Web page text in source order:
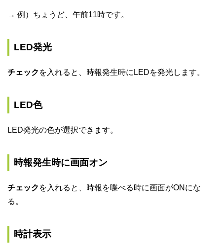
→ 例）ちょうど、午前11時です。
LED発光
チェック を入れると、時報発生時にLEDを発光します。
LED色
LED発光の色が選択できます。
時報発生時に画面オン
チェック を入れると、時報を喋べる時に画面がONにな
る。
時計表示